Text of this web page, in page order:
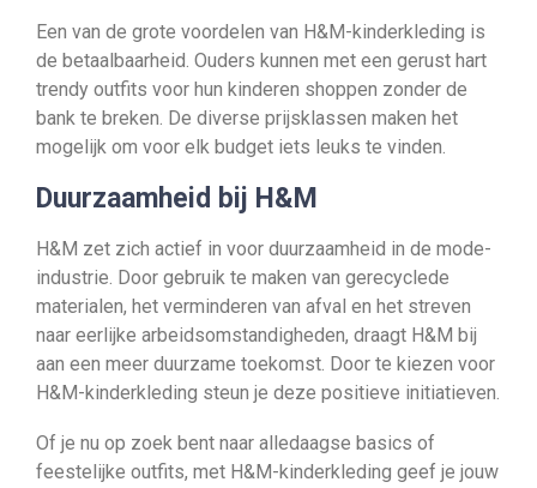
Een van de grote voordelen van H&M-kinderkleding is
de betaalbaarheid. Ouders kunnen met een gerust hart
trendy outfits voor hun kinderen shoppen zonder de
bank te breken. De diverse prijsklassen maken het
mogelijk om voor elk budget iets leuks te vinden.
Duurzaamheid bij H&M
H&M zet zich actief in voor duurzaamheid in de mode-
industrie. Door gebruik te maken van gerecyclede
materialen, het verminderen van afval en het streven
naar eerlijke arbeidsomstandigheden, draagt H&M bij
aan een meer duurzame toekomst. Door te kiezen voor
H&M-kinderkleding steun je deze positieve initiatieven.
Of je nu op zoek bent naar alledaagse basics of
feestelijke outfits, met H&M-kinderkleding geef je jouw